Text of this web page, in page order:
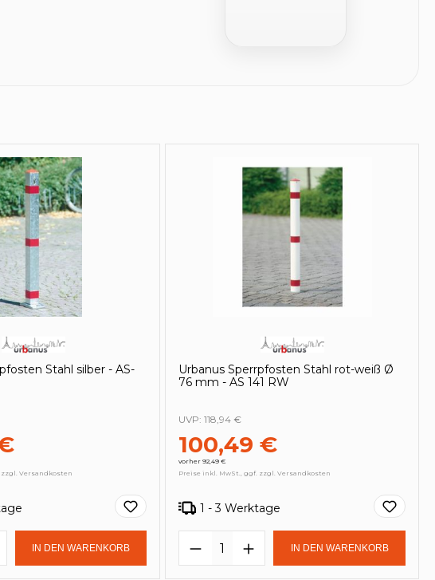
Wert ein oder benutze die Schaltflächen
Stahl silber - AS-
Versandkosten
Anzahl: Gib den gewünschten Wert ein
IN DEN WARENKORB
Urbanus Sperrpfosten Stahl rot-weiß Ø
76 mm - AS 141 RW
100,49 €
vorher 92,49 €
UVP:118,94 €
Preise inkl. MwSt., ggf. zzgl. Versandkosten
1 - 3 Werktage
Produkt Anzahl: Gib den
IN DEN WARENKORB